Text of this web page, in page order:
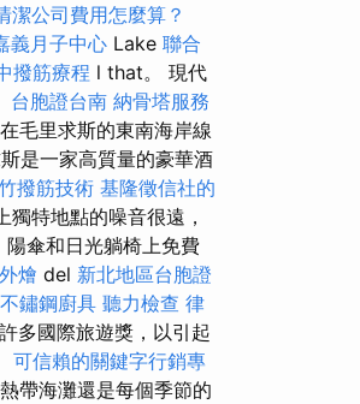
潔公司費用怎麼算？
義月子中心 Lake 聯合
撥筋療程 l that。 現代
台胞證台南 納骨塔服務
在毛里求斯的東南海岸線
是一家高質量的豪華酒
撥筋技術 基隆徵信社的
特地點的噪音很遠，
傘和日光躺椅上免費
燴 del 新北地區台胞證
不鏽鋼廚具 聽力檢查 律
多國際旅遊獎，以引起
可信賴的關鍵字行銷專
帶海灘還是每個季節的